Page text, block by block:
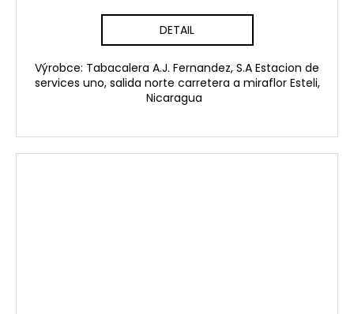
DETAIL
Výrobce: Tabacalera A.J. Fernandez, S.A Estacion de
services uno, salida norte carretera a miraflor Esteli,
Nicaragua